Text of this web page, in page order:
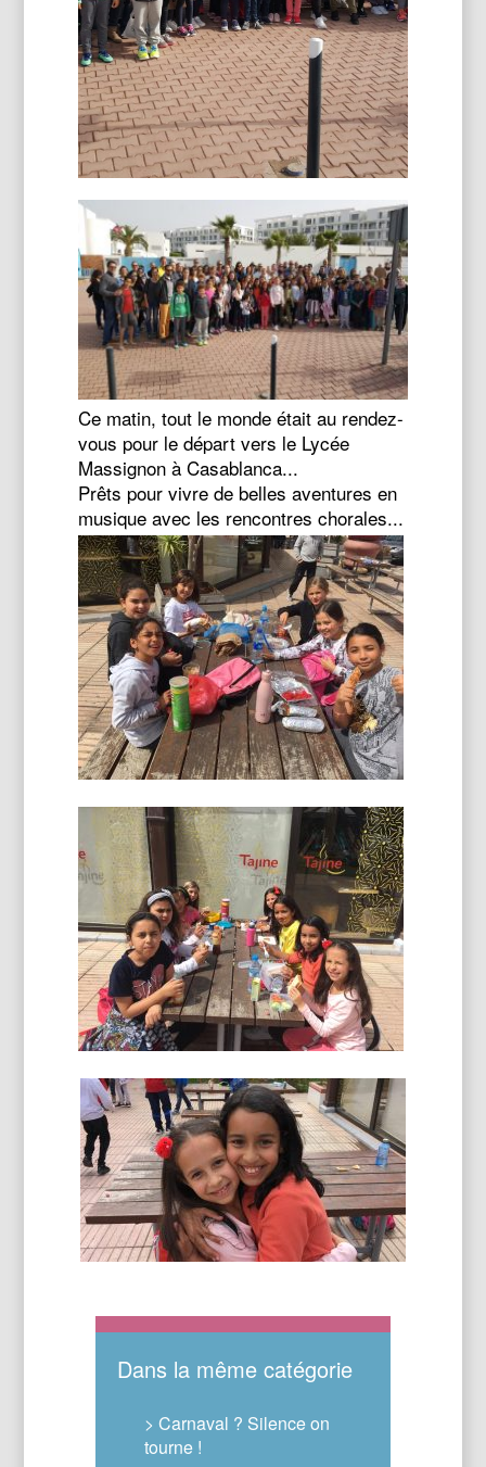
Ce matin, tout le monde était au rendez-
vous pour le départ vers le Lycée
Massignon à Casablanca...
Prêts pour vivre de belles aventures en
musique avec les rencontres chorales...
Dans la même catégorie
> Carnaval ? Silence on
tourne !